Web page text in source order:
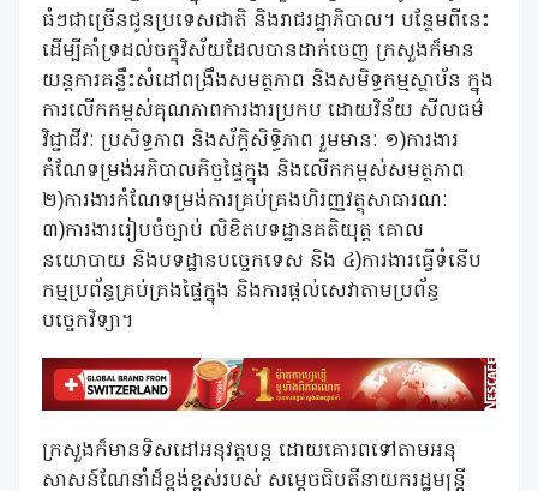
ធំៗជាច្រើនជូនប្រទេសជាតិ និងរាជរដ្ឋាភិបាល។ បន្ថែមពីនេះ
ដើម្បីគាំទ្រដល់ចក្ខុវិស័យដែលបានដាក់ចេញ ក្រសួងក៏មាន
យន្តការគន្លឹះសំដៅពង្រឹងសមត្ថភាព និងសមិទ្ធកម្មស្ថាប័ន ក្នុង
ការលើកកម្ពស់គុណភាពការងារប្រកប ដោយវិន័យ សីលធម៌
វិជ្ជាជីវៈ ប្រសិទ្ធភាព និងស័ក្តិសិទ្ធិភាព រួមមានៈ ១)ការងារ
កំណែទម្រង់អភិបាលកិច្ចផ្ទៃក្នុង និងលើកកម្ពស់សមត្ថភាព
២)ការងារកំណែទម្រង់ការគ្រប់គ្រងហិរញ្ញវត្ថុសាធារណៈ
៣)ការងាររៀបចំច្បាប់ លិខិតបទដ្ឋានគតិយុត្ត គោល
នយោបាយ និងបទដ្ឋានបច្ចេកទេស និង ៤)ការងារធ្វើទំនើប
កម្មប្រព័ន្ធគ្រប់គ្រងផ្ទៃក្នុង និងការផ្តល់សេវាតាមប្រព័ន្ធ
បច្ចេកវិទ្យា។
ក្រសួងក៏មានទិសដៅអនុវត្តបន្ត ដោយគោរពទៅតាមអនុ
សាសន៍ណែនាំដ៏ខ្ពង់ខ្ពស់របស់ សម្ដេចធិបតីនាយករដ្ឋមន្ត្រី